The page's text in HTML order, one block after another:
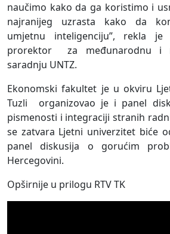
naučimo kako da ga koristimo i
najranijeg uzrasta kako da
umjetnu inteligenciju”, rekla
prorektor za međunarodnu i
saradnju UNTZ.
Ekonomski fakultet je u okviru
Tuzli organizovao je i panel
pismenosti i integraciji stranih
se zatvara Ljetni univerzitet biće
panel diskusija o gorućim
Hercegovini.
Opširnije u prilogu RTV TK